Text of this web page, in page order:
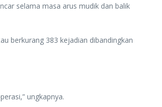
selama masa arus mudik dan balik
berkurang 383 kejadian dibandingkan
ungkapnya.